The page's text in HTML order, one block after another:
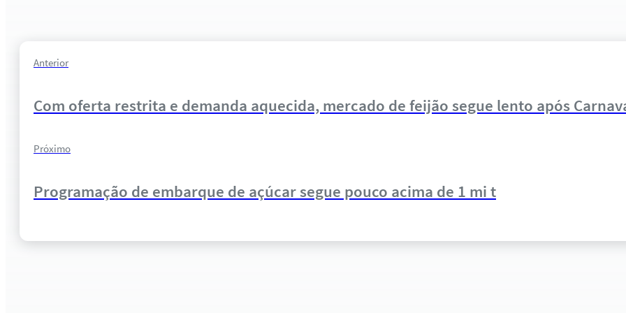
Anterior
Com oferta restrita e demanda aquecida, mercado de feijão segue lento após
Próximo
Programação de embarque de açúcar segue pouco acima de 1 mi t